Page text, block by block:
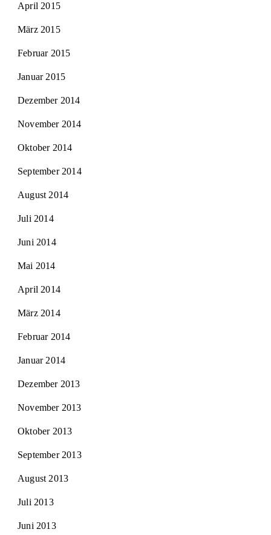
April 2015
März 2015
Februar 2015
Januar 2015
Dezember 2014
November 2014
Oktober 2014
September 2014
August 2014
Juli 2014
Juni 2014
Mai 2014
April 2014
März 2014
Februar 2014
Januar 2014
Dezember 2013
November 2013
Oktober 2013
September 2013
August 2013
Juli 2013
Juni 2013